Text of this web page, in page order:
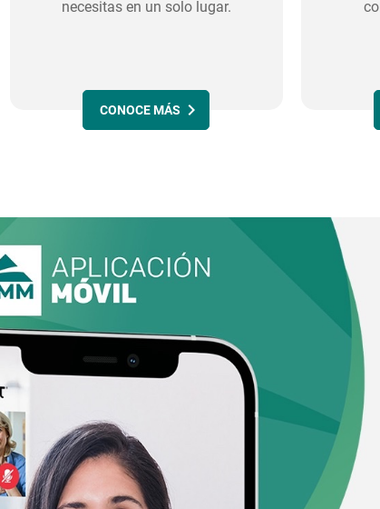
necesitas en un solo lugar.
CONOCE MÁS